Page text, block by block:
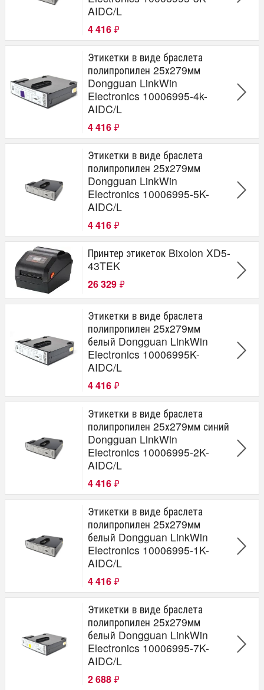
AIDC/L
4 416 ₽
Этикетки в виде браслета
полипропилен 25х279мм
Dongguan LinkWin
Electronics 10006995-4k-
AIDC/L
4 416 ₽
Этикетки в виде браслета
полипропилен 25х279мм
Dongguan LinkWin
Electronics 10006995-5K-
AIDC/L
4 416 ₽
Принтер этикеток Bixolon XD5-
43TEK
26 329 ₽
Этикетки в виде браслета
полипропилен 25х279мм
белый Dongguan LinkWin
Electronics 10006995K-
AIDC/L
4 416 ₽
Этикетки в виде браслета
полипропилен 25х279мм синий
Dongguan LinkWin
Electronics 10006995-2K-
AIDC/L
4 416 ₽
Этикетки в виде браслета
полипропилен 25х279мм
белый Dongguan LinkWin
Electronics 10006995-1K-
AIDC/L
4 416 ₽
Этикетки в виде браслета
полипропилен 25х279мм
белый Dongguan LinkWin
Electronics 10006995-7K-
AIDC/L
2 688 ₽